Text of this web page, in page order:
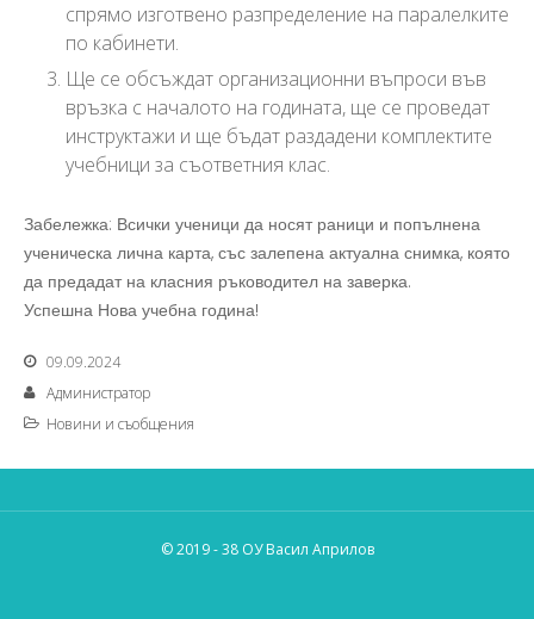
спрямо изготвено разпределение на паралелките
по кабинети.
Ще се обсъждат организационни въпроси във
връзка с началото на годината, ще се проведат
инструктажи и ще бъдат раздадени комплектите
учебници за съответния клас.
Забележка: Всички ученици да носят раници и попълнена
ученическа лична карта, със залепена актуална снимка, която
да предадат на класния ръководител на заверка.
Успешна Нова учебна година!
09.09.2024
Администратор
Новини и съобщения
© 2019 - 38 ОУ Васил Априлов